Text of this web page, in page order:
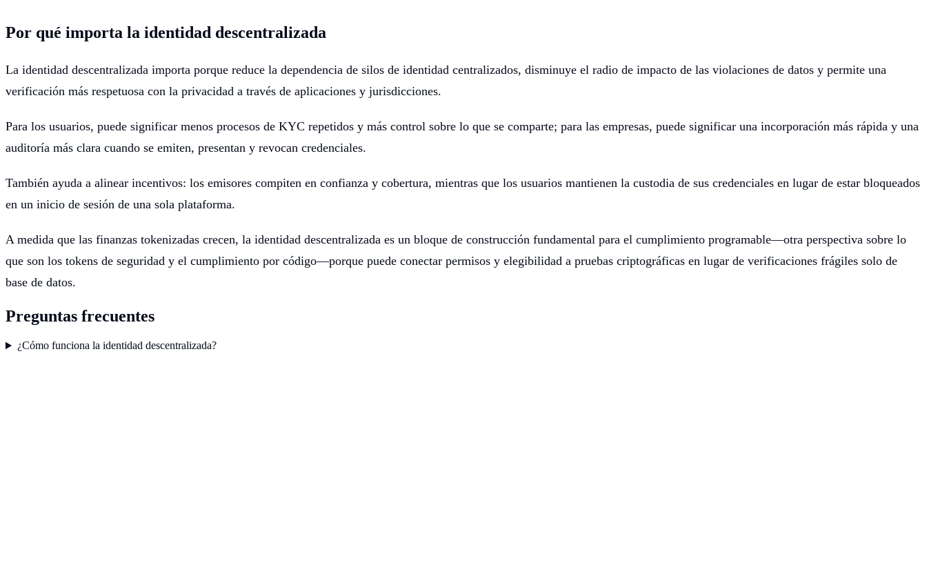
Por qué importa la identidad descentralizada
La identidad descentralizada importa porque reduce la dependencia de silos de identidad centralizados, disminuye el radio de impacto de las violaciones de datos y permite una
verificación más respetuosa con la privacidad a través de aplicaciones y jurisdicciones.
Para los usuarios, puede significar menos procesos de KYC repetidos y más control sobre lo que se comparte; para las empresas, puede significar una incorporación más rápida y una
auditoría más clara cuando se emiten, presentan y revocan credenciales.
También ayuda a alinear incentivos: los emisores compiten en confianza y cobertura, mientras que los usuarios mantienen la custodia de sus credenciales en lugar de estar bloqueados
en un inicio de sesión de una sola plataforma.
A medida que las finanzas tokenizadas crecen, la identidad descentralizada es un bloque de construcción fundamental para el cumplimiento programable—otra perspectiva sobre lo
que son los tokens de seguridad y el cumplimiento por código—porque puede conectar permisos y elegibilidad a pruebas criptográficas en lugar de verificaciones frágiles solo de
base de datos.
Preguntas frecuentes
¿Cómo funciona la identidad descentralizada?